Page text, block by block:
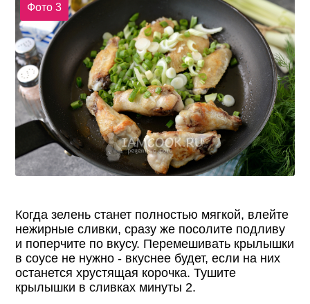
Фото 3
Когда зелень станет полностью мягкой, влейте
нежирные сливки, сразу же посолите подливу
и поперчите по вкусу. Перемешивать крылышки
в соусе не нужно - вкуснее будет, если на них
останется хрустящая корочка. Тушите
крылышки в сливках минуты 2.